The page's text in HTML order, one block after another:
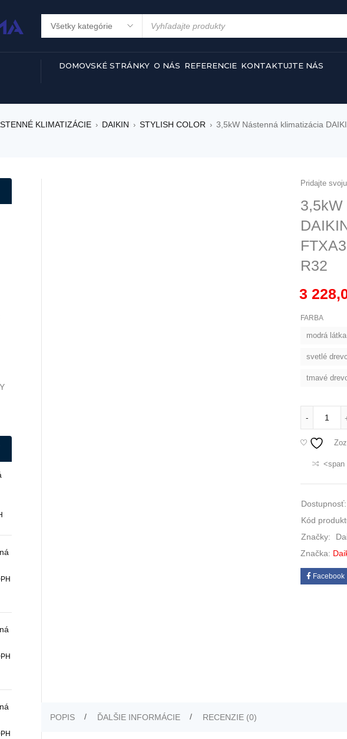
DOMOVSKÉ STRÁNKY O NÁS REFERENCIE KONTAKTUJTE NÁS
KLIMATIZÁCIE › DAIKIN › STYLISH COLOR › 3,5kW Nástenná klimatizácia
Pridajte
R32
3
FARBA
modrá
svetlé
tmavé
-
<span
Dostupnosť:
Kód
Značky:
Značka:
Facebook
POPIS ĎALŠIE INFORMÁCIE RECENZIE (0)